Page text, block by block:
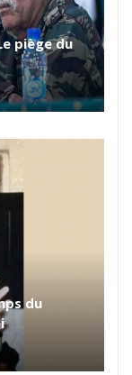
piège du
du